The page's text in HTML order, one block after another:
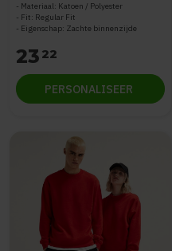
Materiaal: Katoen / Polyester
Fit: Regular Fit
Eigenschap: Zachte binnenzijde
23 22
PERSONALISEER